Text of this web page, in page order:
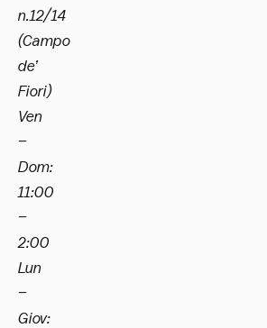
n.12/14
(Campo
de’
Fiori)
Ven
–
Dom:
11:00
–
2:00
Lun
–
Giov: